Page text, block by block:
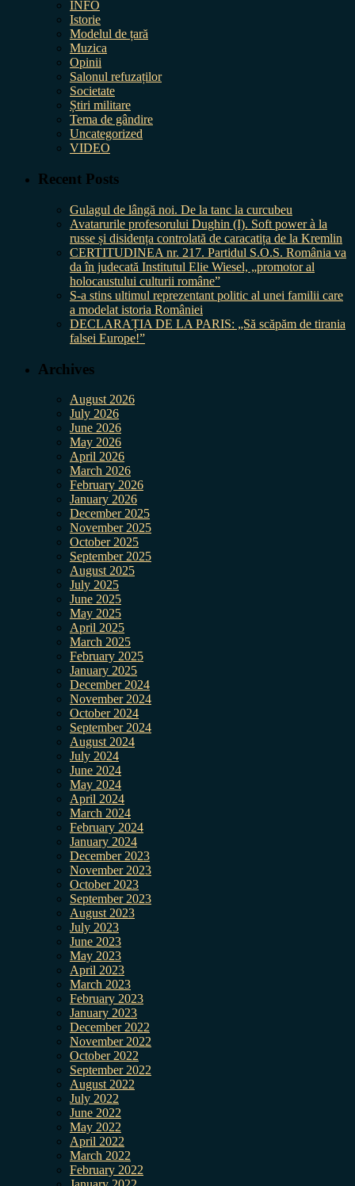
INFO
Istorie
Modelul de țară
Muzica
Opinii
Salonul refuzaților
Societate
Știri militare
Tema de gândire
Uncategorized
VIDEO
Recent Posts
Gulagul de lângă noi. De la tanc la curcubeu
Avatarurile profesorului Dughin (I). Soft power à la
russe și disidența controlată de caracatița de la Kremlin
CERTITUDINEA nr. 217. Partidul S.O.S. România va
da în judecată Institutul Elie Wiesel, „promotor al
holocaustului culturii române”
S-a stins ultimul reprezentant politic al unei familii care
a modelat istoria României
DECLARAȚIA DE LA PARIS: „Să scăpăm de tirania
falsei Europe!”
Archives
August 2026
July 2026
June 2026
May 2026
April 2026
March 2026
February 2026
January 2026
December 2025
November 2025
October 2025
September 2025
August 2025
July 2025
June 2025
May 2025
April 2025
March 2025
February 2025
January 2025
December 2024
November 2024
October 2024
September 2024
August 2024
July 2024
June 2024
May 2024
April 2024
March 2024
February 2024
January 2024
December 2023
November 2023
October 2023
September 2023
August 2023
July 2023
June 2023
May 2023
April 2023
March 2023
February 2023
January 2023
December 2022
November 2022
October 2022
September 2022
August 2022
July 2022
June 2022
May 2022
April 2022
March 2022
February 2022